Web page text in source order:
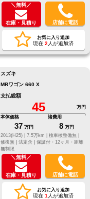
＼無料／
在庫・見積り 店舗に電話
お気に入り追加
現在 2 人が追加済
スズキ
MRワゴン 660 X
支払総額
45
万円
本体価格
37 万円
諸費用
8 万円
2013(H25) |
7.5万km |
検車検整備無 |
修復無 | 法定含 | 保証付・12ヶ月・距離
無制限
＼無料／
在庫・見積り 店舗に電話
お気に入り追加
現在 1 人が追加済